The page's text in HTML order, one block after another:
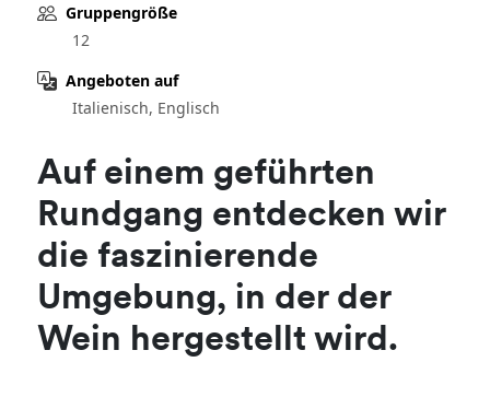
Gruppengröße
12
Angeboten auf
Italienisch, Englisch
Auf einem geführten
Rundgang entdecken wir
die faszinierende
Umgebung, in der der
Wein hergestellt wird.